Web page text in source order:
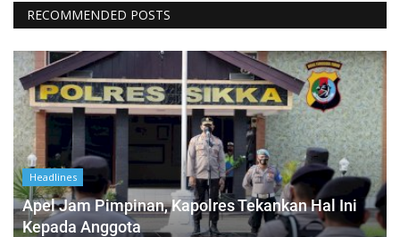
RECOMMENDED POSTS
Headlines
Apel Jam Pimpinan, Kapolres Tekankan Hal Ini
Kepada Anggota